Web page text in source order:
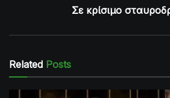
Σε κρίσιμο
Related Posts